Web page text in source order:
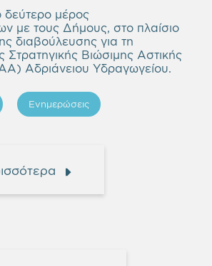
δεύτερο μέρος
με τους Δήμους, στο πλαίσιο
διαβούλευσης για τη
Βιώσιμης Αστικής
Αδριάνειου Υδραγωγείου.
Ενημερώσεις